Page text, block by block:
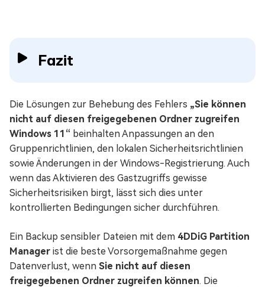
Fazit
Die Lösungen zur Behebung des Fehlers „Sie können
nicht auf diesen freigegebenen Ordner zugreifen
Windows 11“ beinhalten Anpassungen an den
Gruppenrichtlinien, den lokalen Sicherheitsrichtlinien
sowie Änderungen in der Windows-Registrierung. Auch
wenn das Aktivieren des Gastzugriffs gewisse
Sicherheitsrisiken birgt, lässt sich dies unter
kontrollierten Bedingungen sicher durchführen.
Ein Backup sensibler Dateien mit dem 4DDiG Partition
Manager ist die beste Vorsorgemaßnahme gegen
Datenverlust, wenn Sie nicht auf diesen
freigegebenen Ordner zugreifen können. Die